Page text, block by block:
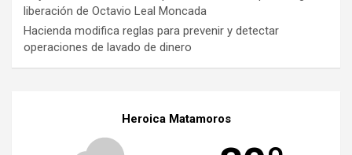
liberación de Octavio Leal Moncada
Hacienda modifica reglas para prevenir y detectar
operaciones de lavado de dinero
Heroica Matamoros